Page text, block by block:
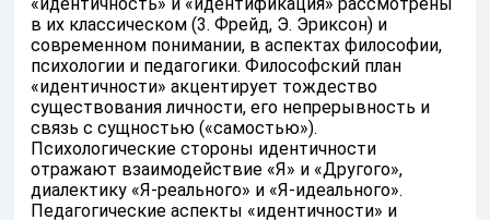
в их классическом (3. Фрейд, Э. Эриксон) и
современном понимании, в аспектах философии,
психологии и педагогики. Философский план
«идентичности» акцентирует тождество
существования личности, его непрерывность и
связь с сущностью («самостью»).
Психологические стороны идентичности
отражают взаимодействие «Я» и «Другого»,
диалектику «Я-реального» и «Я-идеального».
Педагогические аспекты «идентичности» и